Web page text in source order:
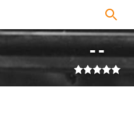
--